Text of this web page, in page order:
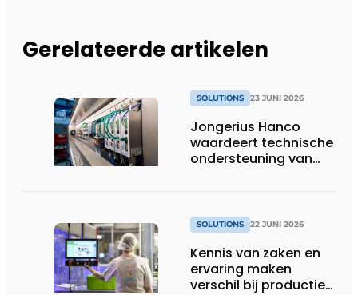
Gerelateerde artikelen
SOLUTIONS 23 JUNI 2026
Jongerius Hanco
waardeert technische
ondersteuning van
SOLUTIONS 22 JUNI 2026
Kennis van zaken en
ervaring maken
verschil bij productie-